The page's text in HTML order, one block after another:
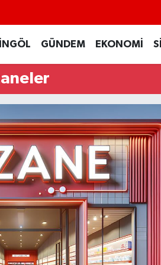
GÜNDEM EKONOMİ